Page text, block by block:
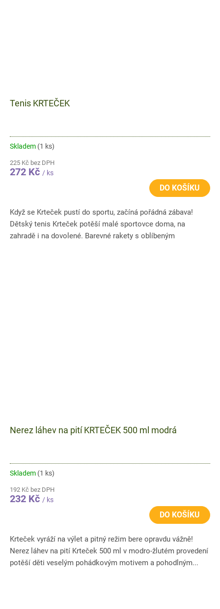
Tenis KRTEČEK
Skladem (1 ks)
225 Kč bez DPH
272 Kč / ks
DO KOŠÍKU
Když se Krteček pustí do sportu, začíná pořádná zábava!
Dětský tenis Krteček potěší malé sportovce doma, na
zahradě i na dovolené. Barevné rakety s oblíbeným
Nerez láhev na pití KRTEČEK 500 ml modrá
Skladem (1 ks)
192 Kč bez DPH
232 Kč / ks
DO KOŠÍKU
Krteček vyráží na výlet a pitný režim bere opravdu vážně!
Nerez láhev na pití Krteček 500 ml v modro-žlutém provedení
potěší děti veselým pohádkovým motivem a pohodlným...